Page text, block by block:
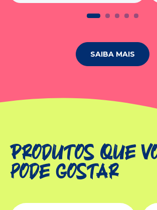
SAIBA MAIS
Produtos que
pode gostar